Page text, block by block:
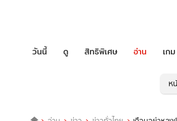
วันนี้ ดู สิทธิพิเศษ อ่าน เกม
ห